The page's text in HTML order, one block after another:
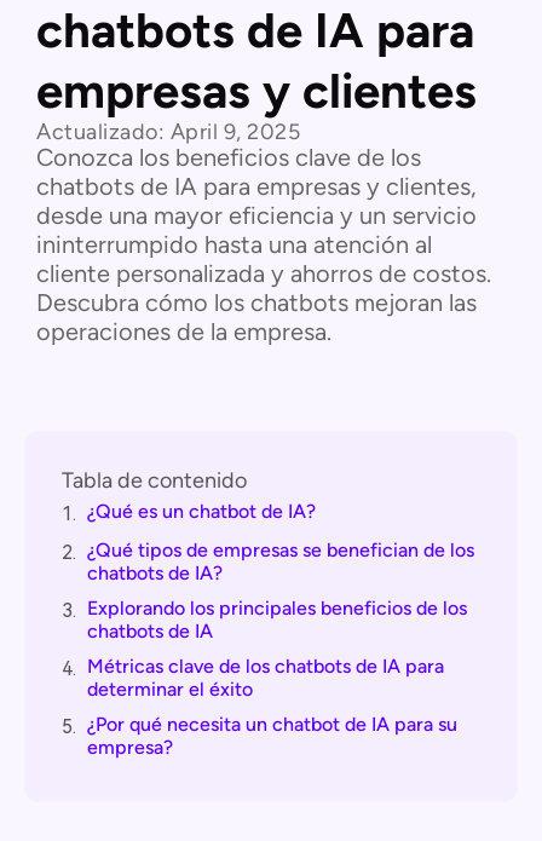
chatbots de IA para
empresas y clientes
Actualizado: April 9, 2025
Conozca los beneficios clave de los
chatbots de IA para empresas y clientes,
desde una mayor eficiencia y un servicio
ininterrumpido hasta una atención al
cliente personalizada y ahorros de costos.
Descubra cómo los chatbots mejoran las
operaciones de la empresa.
Tabla de contenido
1. ¿Qué es un chatbot de IA?
2. ¿Qué tipos de empresas se benefician de los
chatbots de IA?
3. Explorando los principales beneficios de los
chatbots de IA
4. Métricas clave de los chatbots de IA para
determinar el éxito
5. ¿Por qué necesita un chatbot de IA para su
empresa?